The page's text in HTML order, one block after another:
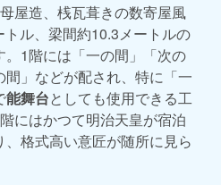
屋造、桟瓦葺きの数寄屋風
ル、梁間約10.3メートルの
1階には「一の間」「次の
」などが配され、特に「一
能舞台としても使用できる工
にはかつて明治天皇が宿泊
格式高い意匠が随所に見ら